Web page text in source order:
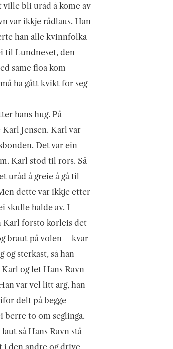
ville bli uråd å kome av
var ikkje rådlaus. Han
han alle kvinnfolka
til Lundneset, den
same floa kom
ha gått kvikt for seg
hans hug. På
Jensen. Karl var
Det var ein
Karl stod til rors. Så
uråd å greie å gå til
dette var ikkje etter
skulle halde av. I
Karl forsto korleis det
braut på volen – kvar
og sterkast, så han
og let Hans Ravn
var vel litt arg, han
delt på begge
berre to om seglinga.
så Hans Ravn stå